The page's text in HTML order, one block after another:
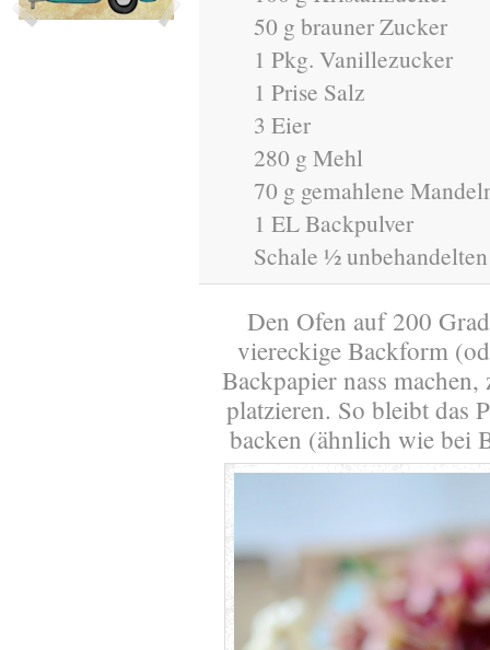
50 g brauner Zucker
1 Pkg. Vanillezucker
1 Prise Salz
3 Eier
280 g Mehl
70 g gemahlene
1 EL Backpulver
Schale ½
Den Ofen auf 200
viereckige Backform
Backpapier nass
platzieren. So bleibt das
backen (ähnlich wie bei